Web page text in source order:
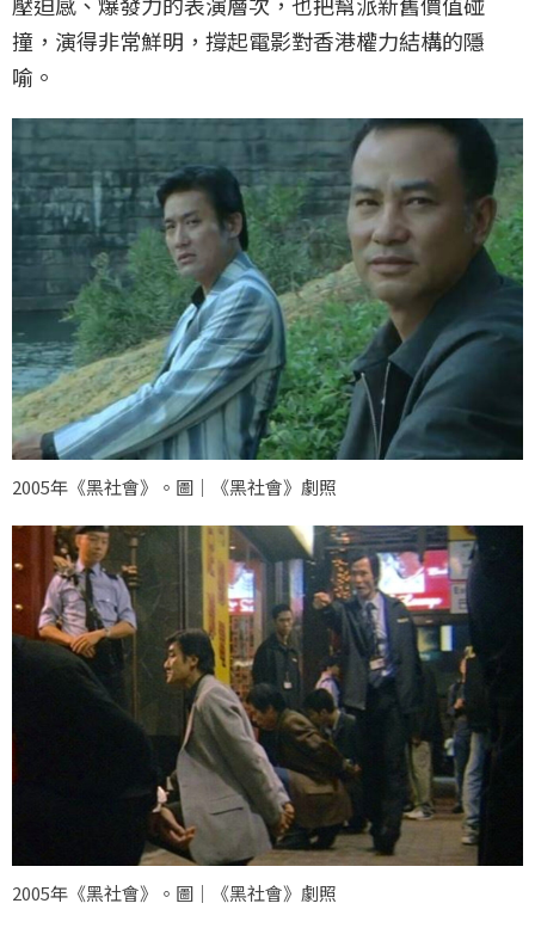
撞，演得非常鮮明，撐起電影對香港權力結構的隱
喻。
2005年《黑社會》。圖｜《黑社會》劇照
2005年《黑社會》。圖｜《黑社會》劇照